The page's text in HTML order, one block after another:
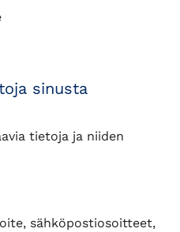
sinusta
tietoja ja niiden
sähköpostiosoitteet,